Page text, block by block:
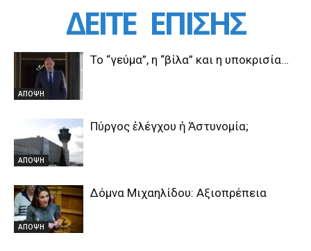
ΔΕΙΤΕ ΕΠΙΣΗΣ
ΑΠΟΨΗ
Το “γεύμα”, η “βίλα” και η υποκρισία…
ΑΠΟΨΗ
Πύργος ἐλέγχου ἡ Ἀστυνομία;
ΑΠΟΨΗ
Δόμνα Μιχαηλίδου: Αξιοπρέπεια